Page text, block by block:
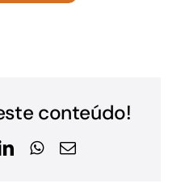
conteúdo!
LinkedInWhatsApp
E-